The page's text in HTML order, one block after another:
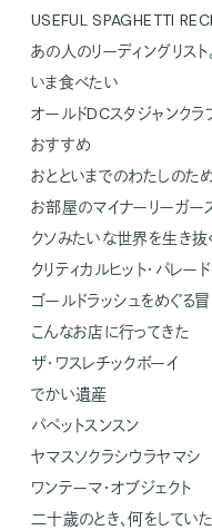
USEFUL SPAGHETTI
あの人のリーディングリスト
いま食べたい
オールドDCスタジャンクラ
おすすめ
おとといまでのわたしのた
お部屋のマイナーリーガー
クソみたいな世界を生き
クリティカルヒット・パレード
ゴールドラッシュをめぐる
こんなお店に行ってきた
ザ・ワスレチックボーイ
でかい遺産
パペットスンスン
ヤマスソクラシウラヤマシ
ワンテーマ・オブジェクト
二十歳のとき、何をしてい